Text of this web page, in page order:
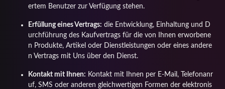
ertem Benutzer zur Verfügung stehen.
Erfüllung eines Vertrags: die Entwicklung, Einhaltung und D
urchführung des Kaufvertrags für die von Ihnen erworbene
n Produkte, Artikel oder Dienstleistungen oder eines andere
n Vertrags mit Uns über den Dienst.
Kontakt mit Ihnen: Kontakt mit Ihnen per E-Mail, Telefonanr
uf, SMS oder anderen gleichwertigen Formen der elektronis